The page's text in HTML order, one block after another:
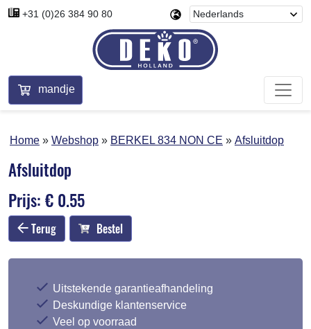
+31 (0)26 384 90 80
mandje
Home Webshop BERKEL 834 NON CE Afsluitdop
Afsluitdop
Prijs: € 0.55
Terug Bestel
Uitstekende garantieafhandeling
Deskundige klantenservice
Veel op voorraad